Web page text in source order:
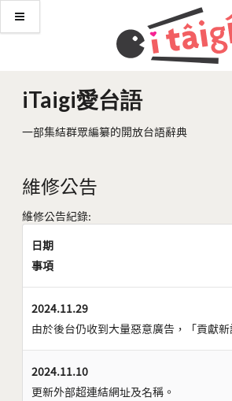
iTaigi愛台語
一部集結群眾編纂的開放台語辭典
維修公告
維修公告紀錄:
日期
事項
2024.11.29
由於後台仍收到大量惡意廣告，「貢獻
2024.11.10
更新外部超連結網址及名稱。